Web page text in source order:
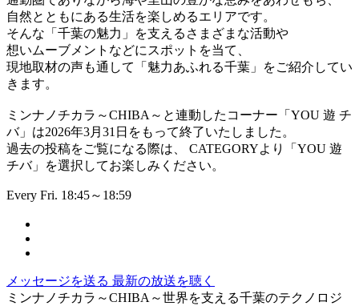
自然とともにある生活を楽しめるエリアです。
そんな「千葉の魅力」を支えるさまざまな活動や
想いムーブメントなどにスポットを当て、
現地取材の声も通して「魅力あふれる千葉」をご紹介してい
きます。
ミンナノチカラ～CHIBA～と連動したコーナー「YOU 遊 チ
バ」は2026年3月31日をもって終了いたしました。
過去の投稿をご覧になる際は、 CATEGORYより「YOU 遊
チバ」を選択してお楽しみください。
Every Fri. 18:45～18:59
メッセージを送る 最新の放送を聴く
ミンナノチカラ～CHIBA～世界を支える千葉のテクノロジ